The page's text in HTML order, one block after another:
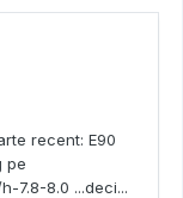
recent: E90
pe
7.8-8.0 ...deci...